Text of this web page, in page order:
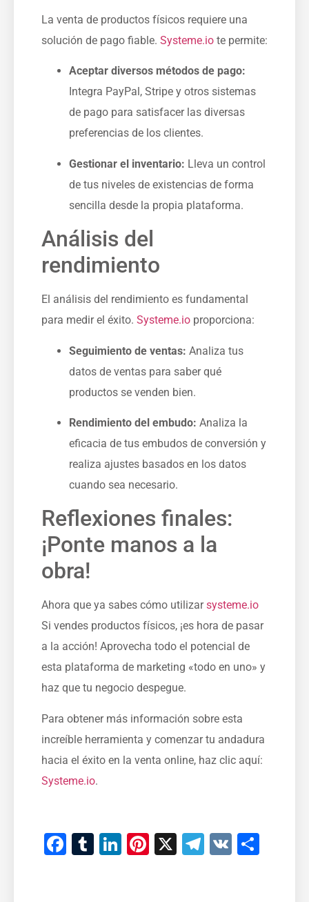
La venta de productos físicos requiere una
solución de pago fiable.⁢ Systeme.io te permite:
Aceptar diversos métodos de pago:
Integra⁢ PayPal, Stripe y otros sistemas
de pago⁤ para satisfacer las diversas⁣
preferencias de los clientes.
Gestionar el inventario: Lleva un ⁢control⁣
de tus niveles de existencias de forma
sencilla⁣ desde la propia plataforma.
Análisis del
rendimiento⁤
El análisis del rendimiento es fundamental
para medir el éxito. Systeme.io proporciona:
Seguimiento de ventas: Analiza tus⁣
datos de ventas⁢ para saber qué
productos se venden bien.
Rendimiento del embudo: Analiza la
eficacia de tus embudos de conversión y
realiza ajustes basados en los datos
cuando sea necesario.
Reflexiones finales:
¡Ponte manos a la
obra!
Ahora que ya sabes cómo utilizarsysteme.io
Si vendes productos físicos, ¡es hora de pasar
a la acción! Aprovecha todo el potencial de
esta plataforma de marketing «todo en uno» y
haz que tu negocio despegue.
Para obtener más información sobre esta
increíble herramienta y comenzar tu andadura
hacia el éxito en la venta online, haz clic aquí:
Systeme.io.
Facebook
Tumblr
LinkedIn
Pinterest
X Telegram
VK